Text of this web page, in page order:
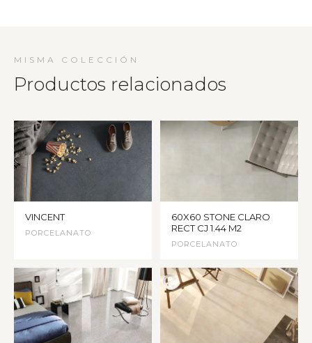
MISMA COLECCIÓN
Productos relacionados
VINCENT
PORCELANATO
60X60 STONE CLARO
RECT CJ 1.44 M2
PORCELANATO